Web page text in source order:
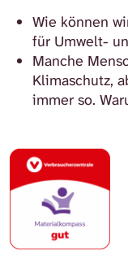
Wie können
für Umwelt-
Manche
Klimaschutz,
immer so.